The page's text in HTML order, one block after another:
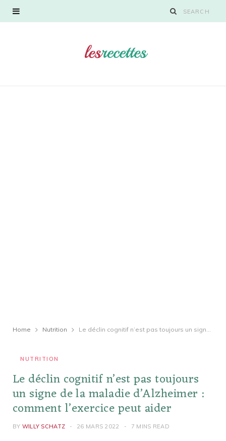
Home Nutrition Le déclin cognitif n’est pas toujours un signe de la maladie d’Alzheimer : comment l’exercice peut aider
NUTRITION
Le déclin cognitif n’est pas toujours
un signe de la maladie d’Alzheimer :
comment l’exercice peut aider
BY WILLY SCHATZ 26 MARS 2022 7 MINS READ